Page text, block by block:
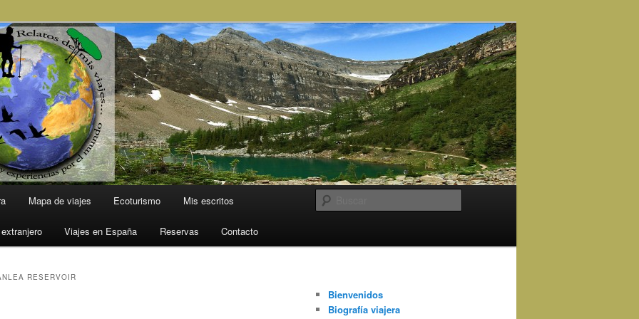
Mapa de viajes Ecoturismo Mis escritos
Viajes en España Reservas Contacto
RESERVOIR
Bienvenidos
Biografía viajera